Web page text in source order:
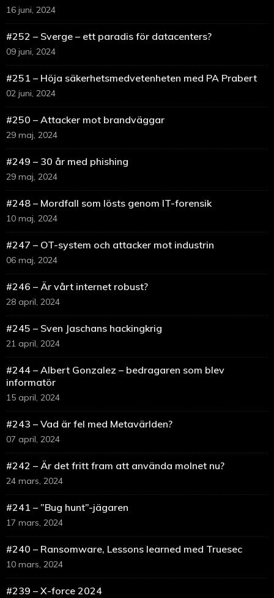
16 juni, 2024
#252 – Sverge – ett paradis för datacenters?
09 juni, 2024
#251 – Höja säkerhetsmedvetenheten med PA Prabert
02 juni, 2024
#250 – Attacker mot brandväggar
29 maj, 2024
#249 – 30 år med phishing
29 maj, 2024
#248 – Mordfall som lösts genom IT-forensik
10 maj, 2024
#247 – OT-system och attacker mot industrin
06 maj, 2024
#246 – Är vårt internet robust?
28 april, 2024
#245 – Sven Jaschans hackingkrig
21 april, 2024
#244 – Albert Gonzalez – bedragaren som blev
informatör
15 april, 2024
#243 – Vad är fel med Metavärlden?
07 april, 2024
#242 – Är det fritt fram att använda molnet nu?
24 mars, 2024
#241 – ”Bug hunt”-jägaren
17 mars, 2024
#240 – Ransomware, Lessons learned med Truesec
10 mars, 2024
#239 – X-force 2024